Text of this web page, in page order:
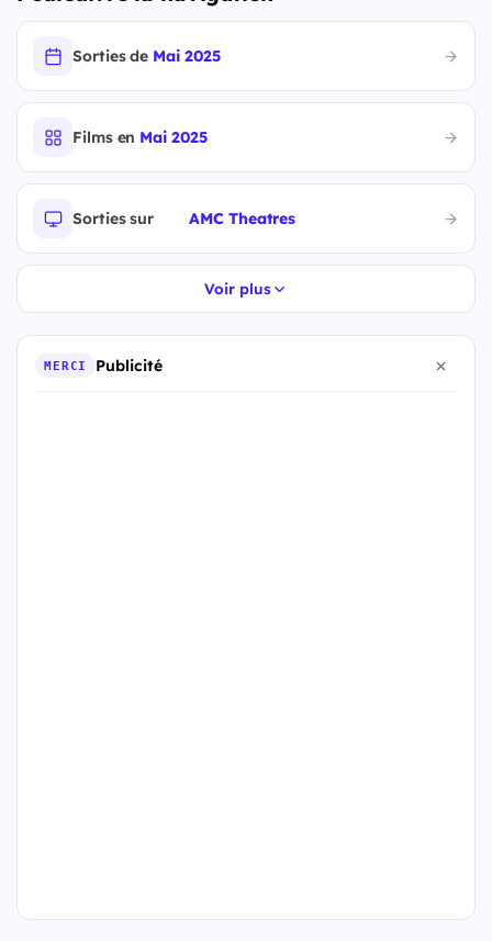
Sorties de Mai 2025
Films en Mai 2025
Sorties sur AMC Theatres
Voir plus
MERCI Publicité